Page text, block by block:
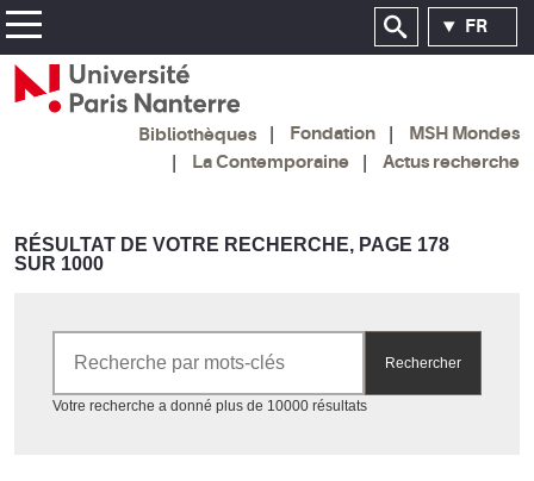
FR
Bibliothèques Fondation
MSH Mondes
La Contemporaine
Actus recherche
RÉSULTAT DE VOTRE RECHERCHE, PAGE 178
SUR 1000
Rechercher
Votre recherche a donné plus de 10000 résultatsAccéder aux résultats